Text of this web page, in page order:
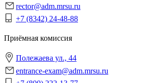
rector@adm.mrsu.ru
+7 (8342) 24-48-88
Приёмная комиссия
Полежаева ул., 44
entrance-exam@adm.mrsu.ru